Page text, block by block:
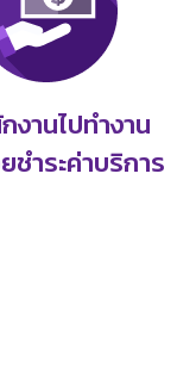
งานไปทำงาน
ชำระค่าบริการ